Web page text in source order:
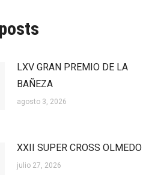
LXV GRAN PREMIO DE LA
BAÑEZA
agosto 3, 2026
XXII SUPER CROSS OLMEDO
julio 27, 2026